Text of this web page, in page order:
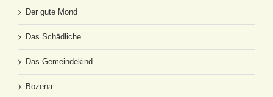
Der gute Mond
Das Schädliche
Das Gemeindekind
Bozena